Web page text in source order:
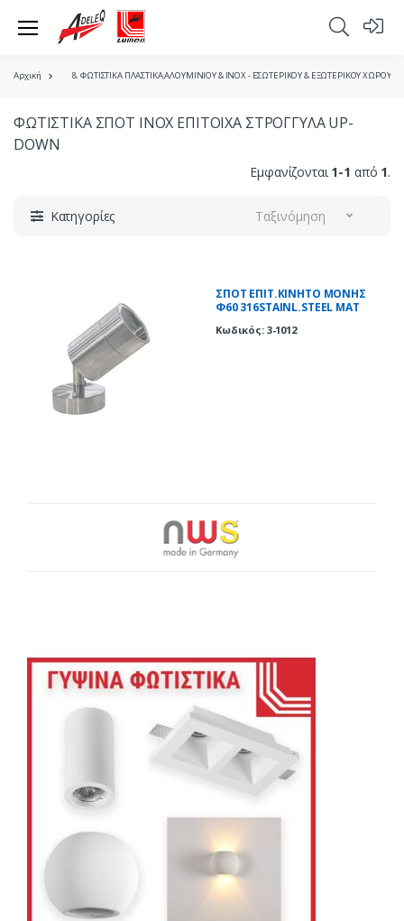
Αρχική 8. ΦΩΤΙΣΤΙΚΑ ΠΛΑΣΤΙΚΑ,ΑΛΟΥΜΙΝΙΟΥ & ΙΝΟΧ - ΕΣΩΤΕΡΙΚΟΥ & ΕΞΩΤΕΡΙΚΟΥ ΧΩΡΟΥ
ΦΩΤΙΣΤΙΚΑ ΣΠΟΤ INOX EΠΙΤΟΙΧΑ ΣΤΡΟΓΓΥΛΑ UP-
DOWN
Εμφανίζονται1-1 από 1.
Κατηγορίες Ταξινόμηση
ΣΠΟΤ ΕΠΙΤ.ΚΙΝΗΤΟ ΜΟΝΗΣ
Φ60 316STAINL.STEEL ΜΑΤ
Κωδικός: 3-1012